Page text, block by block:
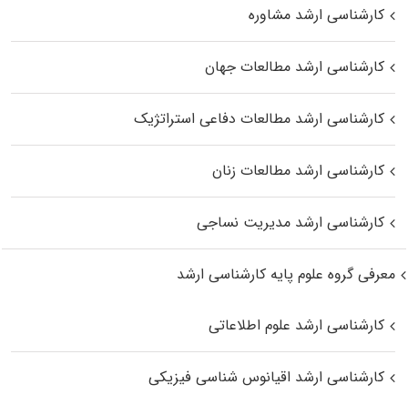
کارشناسی ارشد مشاوره
کارشناسی ارشد مطالعات جهان
کارشناسی ارشد مطالعات دفاعی استراتژیک
کارشناسی ارشد مطالعات زنان
کارشناسی ارشد مدیریت نساجی
معرفی گروه علوم پایه کارشناسی ارشد
کارشناسی ارشد علوم اطلاعاتی
کارشناسی ارشد اقیانوس‌ شناسی فیزیکی